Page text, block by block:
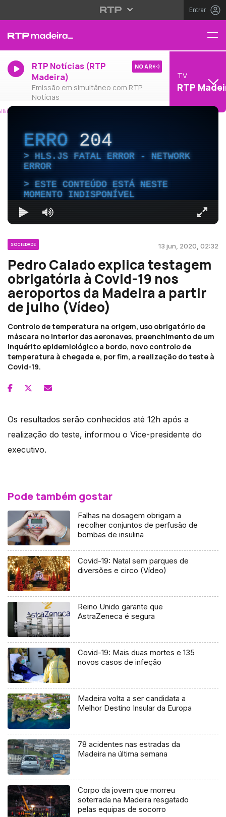
Entrar
RTP Notícias (RTP
Madeira)
Emissão em simultâneo com RTP
Notícias
NO AR
TV
RTP
ERRO204
HLS.JS FATAL ERROR - NETWORK
ERROR
ESTE CONTEÚDO ESTÁ NESTE
MOMENTO INDISPONÍVEL
SOCIEDADE 13 jun, 2020, 02:32
Pedro Calado explica testagem
obrigatória à Covid-19 nos
aeroportos da Madeira a partir
de julho (Vídeo)
Controlo de temperatura na origem, uso obrigatório de
máscara no interior das aeronaves, preenchimento de um
inquérito epidemiológico a bordo, novo controlo de
temperatura à chegada e, por fim, a realização do teste à
Covid-19.
Os resultados serão conhecidos até 12h após a
realização do teste, informou o Vice-presidente do
executivo.
Pode também gostar
Falhas na dosagem obrigam a
recolher conjuntos de perfusão de
bombas de insulina
Covid-19: Natal sem parques de
diversões e circo (Vídeo)
Reino Unido garante que
AstraZeneca é segura
Covid-19: Mais duas mortes e 135
novos casos de infeção
Madeira volta a ser candidata a
Melhor Destino Insular da Europa
78 acidentes nas estradas da
Madeira na última semana
Corpo da jovem que morreu
soterrada na Madeira resgatado
pelas equipas de socorro